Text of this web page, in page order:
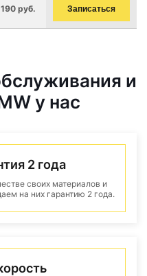
руб. Записаться
и
у нас
2 года
своих материалов и
на них гарантию 2 года.